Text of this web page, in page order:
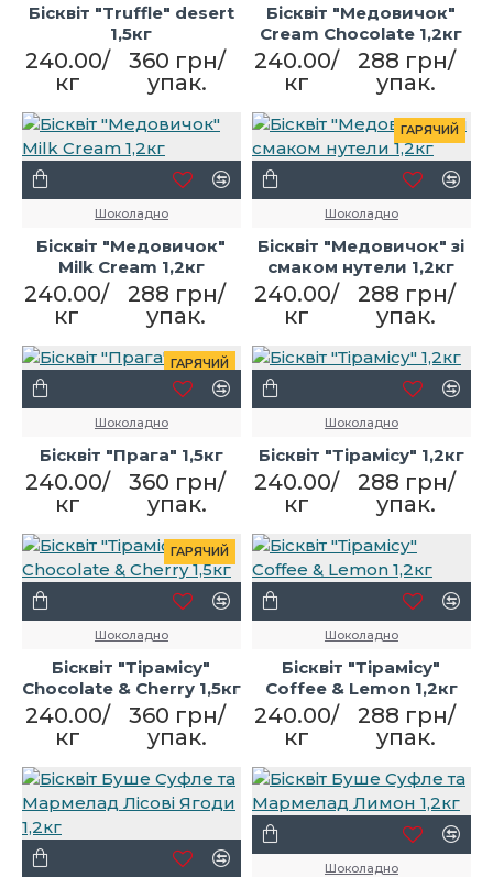
Бісквіт "Truffle" desert
1,5кг
240.00/
кг
360 грн/
упак.
Бісквіт "Медовичок"
Cream Chocolate 1,2кг
240.00/
кг
288 грн/
упак.
Шоколадно
Бісквіт "Медовичок"
Milk Cream 1,2кг
240.00/
кг
288 грн/
упак.
ГАРЯЧИЙ
Шоколадно
Бісквіт "Медовичок" зі
смаком нутели 1,2кг
240.00/
кг
288 грн/
упак.
ГАРЯЧИЙ
Шоколадно
Бісквіт "Прага" 1,5кг
240.00/
кг
360 грн/
упак.
Шоколадно
Бісквіт "Тірамісу" 1,2кг
240.00/
кг
288 грн/
упак.
ГАРЯЧИЙ
Шоколадно
Бісквіт "Тірамісу"
Chocolate & Cherry 1,5кг
240.00/
кг
360 грн/
упак.
Шоколадно
Бісквіт "Тірамісу"
Coffee & Lemon 1,2кг
240.00/
кг
288 грн/
упак.
Шоколадно